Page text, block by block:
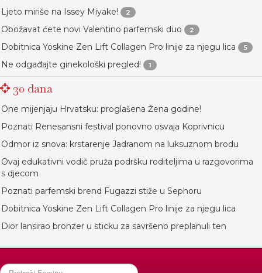
Ljeto miriše na Issey Miyake! 2
Obožavat ćete novi Valentino parfemski duo 2
Dobitnica Yoskine Zen Lift Collagen Pro linije za njegu lica 5
Ne odgađajte ginekološki pregled! 1
30 dana
One mijenjaju Hrvatsku: proglašena Žena godine!
Poznati Renesansni festival ponovno osvaja Koprivnicu
Odmor iz snova: krstarenje Jadranom na luksuznom brodu
Ovaj edukativni vodič pruža podršku roditeljima u razgovorima
s djecom
Poznati parfemski brend Fugazzi stiže u Sephoru
Dobitnica Yoskine Zen Lift Collagen Pro linije za njegu lica
Dior lansirao bronzer u sticku za savršeno preplanuli ten